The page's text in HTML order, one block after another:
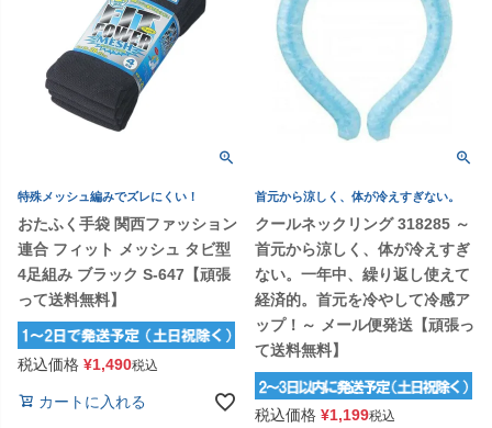
特殊メッシュ編みでズレにくい！
おたふく手袋 関西ファッション
連合 フィット メッシュ タビ型
4足組み ブラック S-647【頑張
って送料無料】
税込価格 ¥1,490税込
カートに入れる
首元から涼しく、体が冷えすぎない。
クールネックリング 318285 ～
首元から涼しく、体が冷えすぎ
ない。一年中、繰り返し使えて
経済的。首元を冷やして冷感ア
ップ！～ メール便発送【頑張っ
て送料無料】
税込価格 ¥1,199税込